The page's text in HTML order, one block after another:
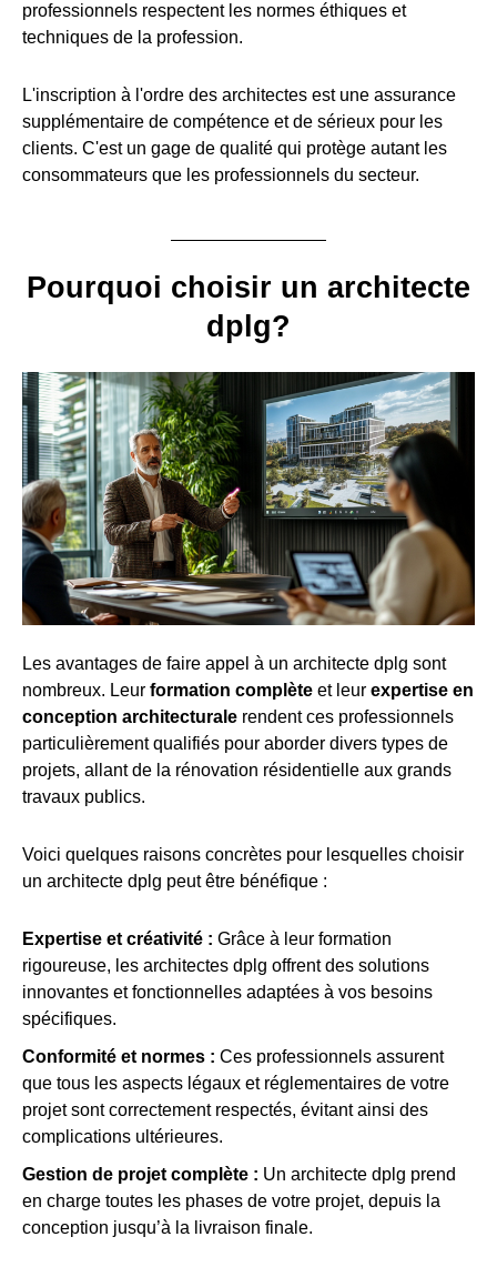
professionnels respectent les normes éthiques et
techniques de la profession.
L'inscription à l'ordre des architectes est une assurance
supplémentaire de compétence et de sérieux pour les
clients. C'est un gage de qualité qui protège autant les
consommateurs que les professionnels du secteur.
Pourquoi choisir un architecte
dplg?
Les avantages de faire appel à un architecte dplg sont
nombreux. Leur formation complète et leur expertise en
conception architecturale rendent ces professionnels
particulièrement qualifiés pour aborder divers types de
projets, allant de la rénovation résidentielle aux grands
travaux publics.
Voici quelques raisons concrètes pour lesquelles choisir
un architecte dplg peut être bénéfique :
Expertise et créativité : Grâce à leur formation
rigoureuse, les architectes dplg offrent des solutions
innovantes et fonctionnelles adaptées à vos besoins
spécifiques.
Conformité et normes : Ces professionnels assurent
que tous les aspects légaux et réglementaires de votre
projet sont correctement respectés, évitant ainsi des
complications ultérieures.
Gestion de projet complète : Un architecte dplg prend
en charge toutes les phases de votre projet, depuis la
conception jusqu’à la livraison finale.